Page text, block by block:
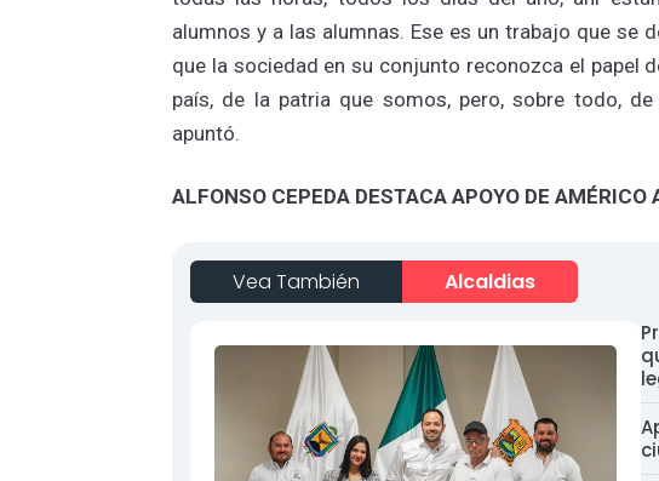
alumnos y a las alumnas. Ese es un trabajo que se
que la sociedad en su conjunto reconozca el papel
país, de la patria que somos, pero, sobre todo,
apuntó.
ALFONSO CEPEDA DESTACA APOYO DE
Vea También Alcaldias